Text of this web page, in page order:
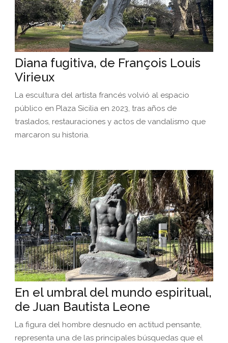
Diana fugitiva, de François Louis
Virieux
La escultura del artista francés volvió al espacio
público en Plaza Sicilia en 2023, tras años de
traslados, restauraciones y actos de vandalismo que
marcaron su historia.
En el umbral del mundo espiritual,
de Juan Bautista Leone
La figura del hombre desnudo en actitud pensante,
representa una de las principales búsquedas que el